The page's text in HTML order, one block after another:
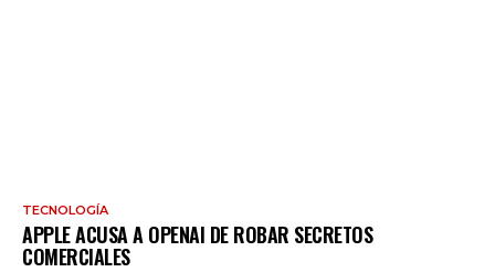
TECNOLOGÍA
APPLE ACUSA A OPENAI DE ROBAR SECRETOS
COMERCIALES